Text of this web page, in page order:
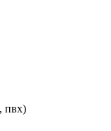
пвх)